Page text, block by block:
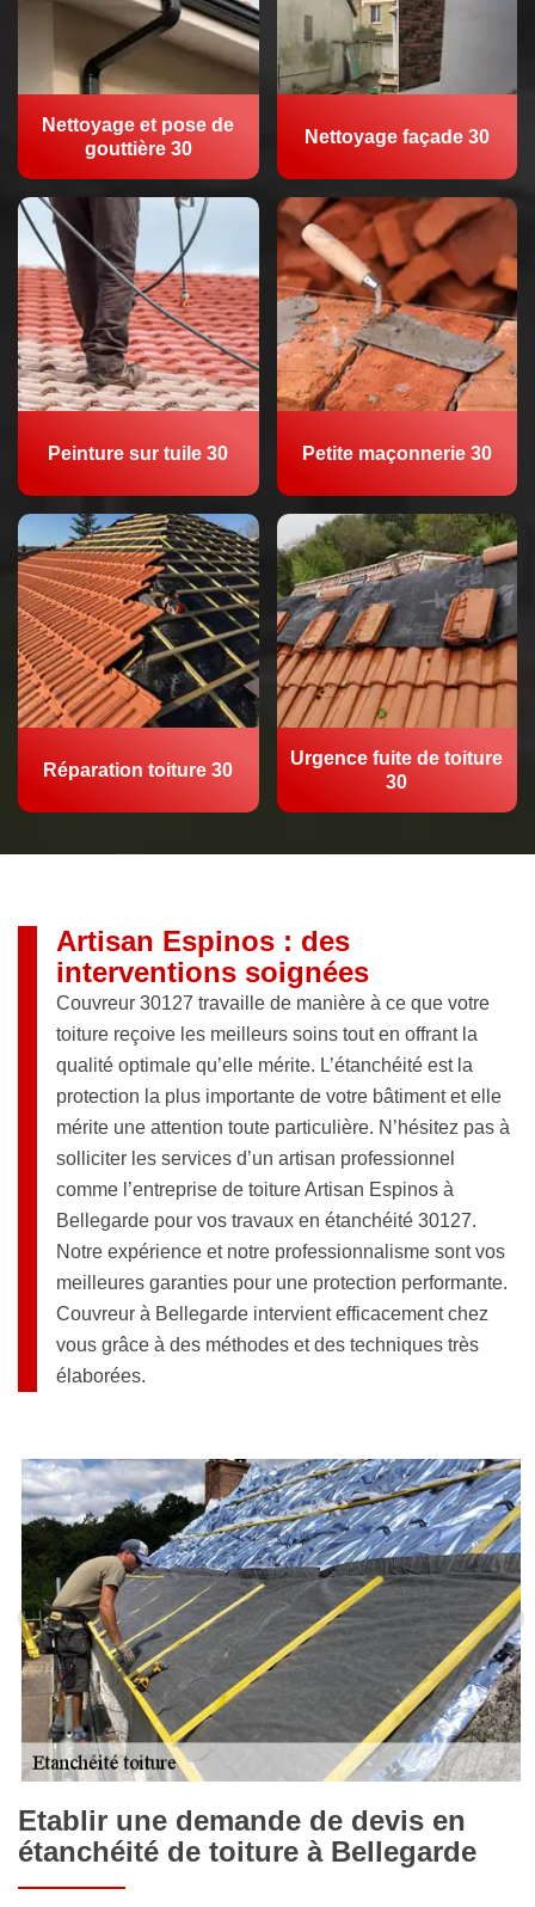
Nettoyage et pose de
gouttière 30
Nettoyage façade 30
Peinture sur tuile 30 Petite maçonnerie 30
Réparation toiture 30
Urgence fuite de toiture
30
Artisan Espinos : des
interventions soignées
Couvreur 30127 travaille de manière à ce que votre
toiture reçoive les meilleurs soins tout en offrant la
qualité optimale qu’elle mérite. L’étanchéité est la
protection la plus importante de votre bâtiment et elle
mérite une attention toute particulière. N’hésitez pas à
solliciter les services d’un artisan professionnel
comme l’entreprise de toiture Artisan Espinos à
Bellegarde pour vos travaux en étanchéité 30127.
Notre expérience et notre professionnalisme sont vos
meilleures garanties pour une protection performante.
Couvreur à Bellegarde intervient efficacement chez
vous grâce à des méthodes et des techniques très
élaborées.
Etablir une demande de devis en
étanchéité de toiture à Bellegarde